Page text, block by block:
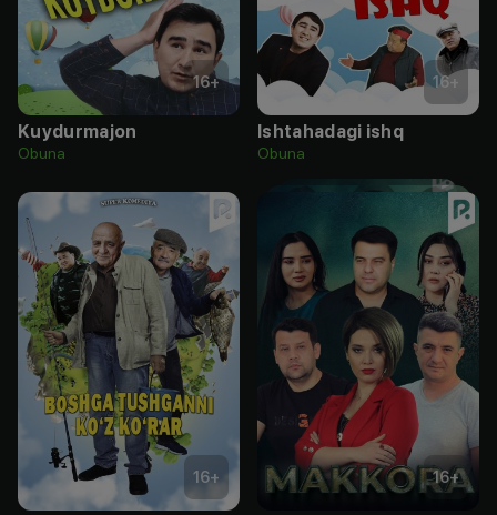
16+
Kuydurmajon
Obuna
16+
Ishtahadagi ishq
Obuna
16+ 16+